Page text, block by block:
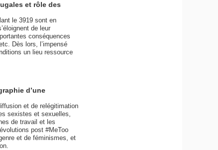
et rôle des
le 3919 sont en
de leur
conséquences
Dès lors, l’impensé
un lieu ressource
d’une
et de relégitimation
sexistes et sexuelles,
de travail et les
post #MeToo
et de féminismes, et